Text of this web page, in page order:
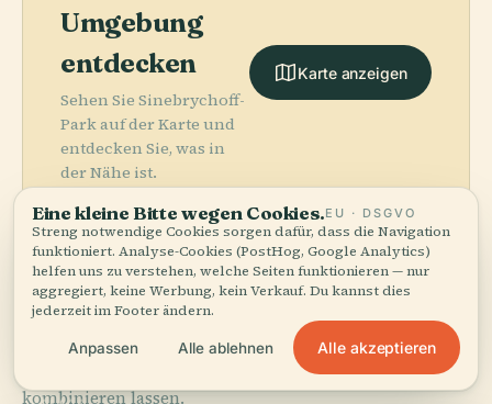
Umgebung
entdecken
Sehen Sie Sinebrychoff-
Park auf der Karte und
entdecken Sie, was in
der Nähe ist.
Karte anzeigen
More inHelsinki.
457 Orte zu entdecken — ein paar, die sich gut
kombinieren lassen.
Eine kleine Bitte wegen Cookies.EU · DSGVO
Streng notwendige Cookies sorgen dafür, dass die Navigation
funktioniert. Analyse-Cookies (PostHog, Google Analytics)
helfen uns zu verstehen, welche Seiten funktionieren — nur
aggregiert, keine Werbung, kein Verkauf. Du kannst dies
jederzeit im Footer ändern.
Anpassen Alle ablehnen Alle akzeptieren